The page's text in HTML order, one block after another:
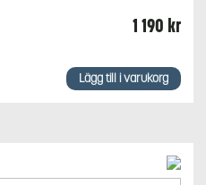
1 190 kr
Lägg till i varukorg